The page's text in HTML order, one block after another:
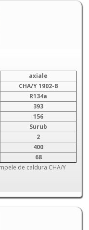
axiale
CHA/Y 1902-B
R134a
393
156
Surub
2
400
68
de caldura CHA/Y